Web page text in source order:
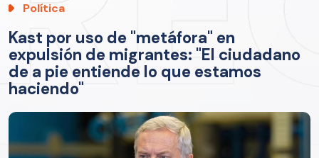
Política
Kast por uso de "metáfora" en
expulsión de migrantes: "El ciudadano
de a pie entiende lo que estamos
haciendo"